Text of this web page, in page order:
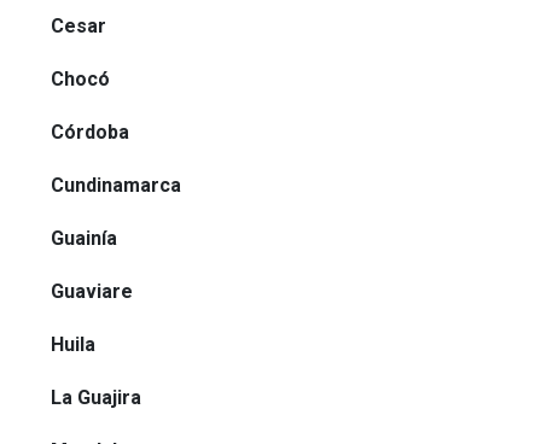
Cesar
Chocó
Córdoba
Cundinamarca
Guainía
Guaviare
Huila
La Guajira